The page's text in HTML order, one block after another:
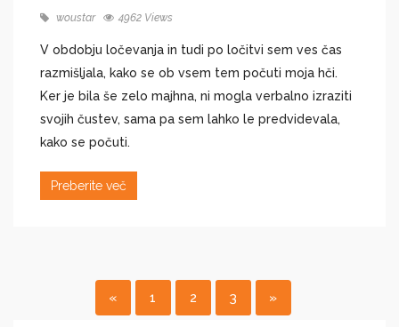
woustar 4962 Views
V obdobju ločevanja in tudi po ločitvi sem ves čas
razmišljala, kako se ob vsem tem počuti moja hči.
Ker je bila še zelo majhna, ni mogla verbalno izraziti
svojih čustev, sama pa sem lahko le predvidevala,
kako se počuti.
Preberite več
« 1 2 3 »